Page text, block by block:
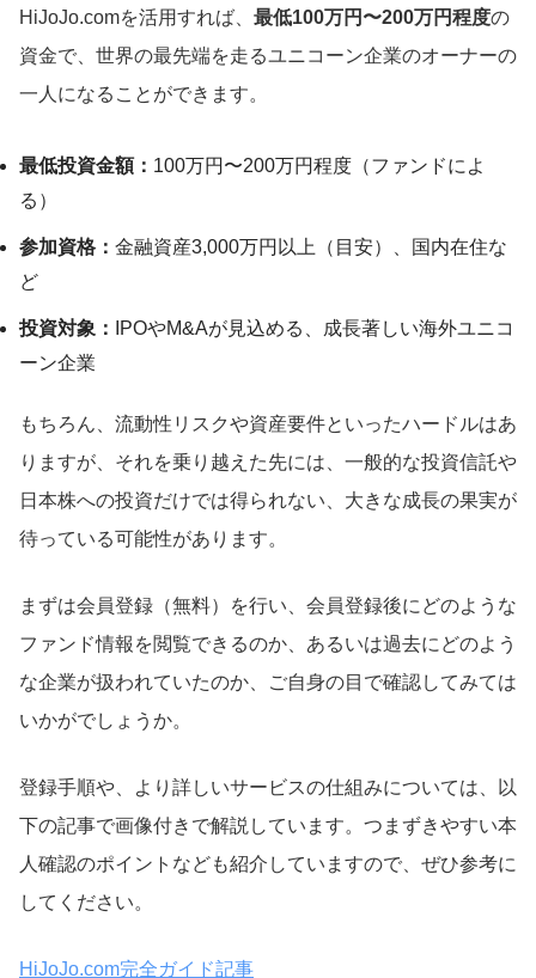
HiJoJo.comを活用すれば、 最低100万円〜200万円程度の
資金で、世界の最先端を走るユニコーン企業のオーナーの
一人になることができます。
最低投資金額： 100万円〜200万円程度（ファンドによ
る）
参加資格： 金融資産3,000万円以上（目安）、国内在住な
ど
投資対象：
IPOやM&Aが見込める、成長著しい海外ユニコ
ーン企業
もちろん、流動性リスクや資産要件といったハードルはあ
りますが、それを乗り越えた先には、一般的な投資信託や
日本株への投資だけでは得られない、大きな成長の果実が
待っている可能性があります。
まずは会員登録（無料）を行い、会員登録後にどのような
ファンド情報を閲覧できるのか、あるいは過去にどのよう
な企業が扱われていたのか、ご自身の目で確認してみては
いかがでしょうか。
登録手順や、より詳しいサービスの仕組みについては、以
下の記事で画像付きで解説しています。つまずきやすい本
人確認のポイントなども紹介していますので、ぜひ参考に
してください。
HiJoJo.com完全ガイド記事